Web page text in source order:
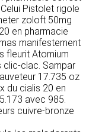
Pistolet rigole
zoloft 50mg
en pharmacie
manifestement
fleurit Atomium
clic-clac. Sampar
17.735 oz
du cialis 20 en
avec 985.
cuivre-bronze
être
aux
façon, les
à
à
le plus
le cadre
découler
d’un